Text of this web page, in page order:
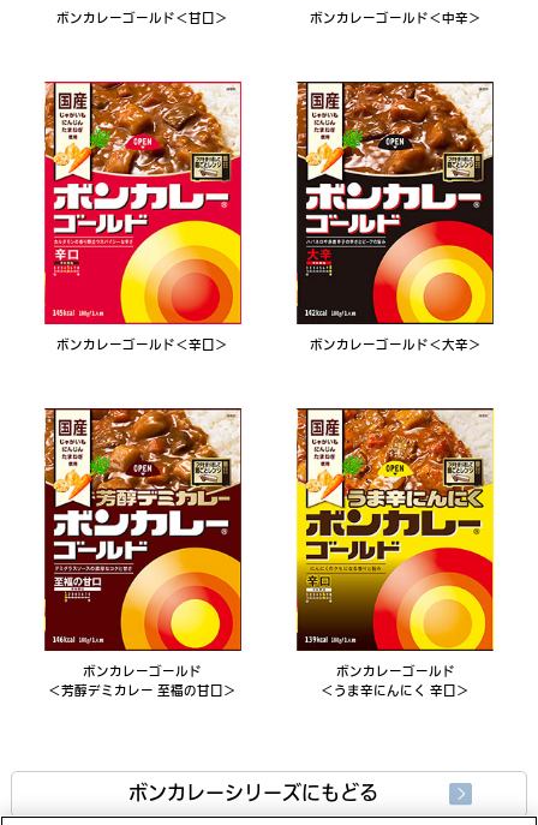
ボンカレーゴールド＜甘口＞ ボンカレーゴールド＜中辛＞
ボンカレーゴールド＜辛口＞ ボンカレーゴールド＜大辛＞
ボンカレーゴールド
＜芳醇デミカレー 至福の甘口＞
ボンカレーゴールド
＜うま辛にんにく 辛口＞
ボンカレーシリーズにもどる